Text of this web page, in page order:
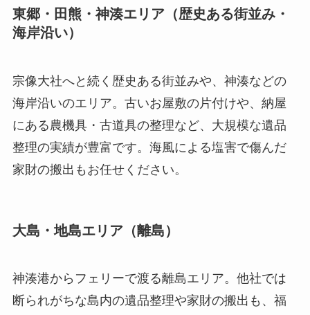
東郷・田熊・神湊エリア（歴史ある街並み・
海岸沿い）
宗像大社へと続く歴史ある街並みや、神湊などの
海岸沿いのエリア。古いお屋敷の片付けや、納屋
にある農機具・古道具の整理など、大規模な遺品
整理の実績が豊富です。海風による塩害で傷んだ
家財の搬出もお任せください。
大島・地島エリア（離島）
神湊港からフェリーで渡る離島エリア。他社では
断られがちな島内の遺品整理や家財の搬出も、福